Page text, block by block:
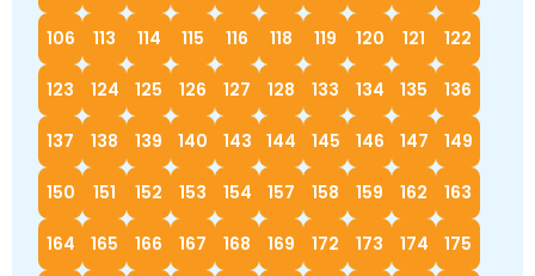
106 113 114 115 116 118 119 120 121 122
123 124 125 126 127 128 133 134 135 136
137 138 139 140 143 144 145 146 147 149
150 151 152 153 154 157 158 159 162 163
164 165 166 167 168 169 172 173 174 175